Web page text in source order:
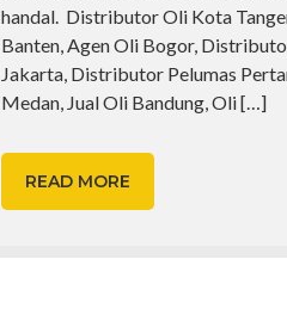
handal. Distributor Oli Kota
Banten, Agen Oli Bogor,
Jakarta, Distributor Pelumas
Medan, Jual Oli Bandung, Oli[…]
READ MORE